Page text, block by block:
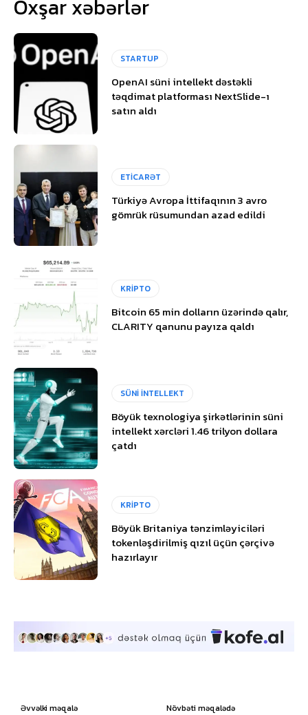
Oxşar xəbərlər
STARTUP
OpenAI süni intellekt dəstəkli
təqdimat platforması NextSlide-ı
satın aldı
ETİCARƏT
Türkiyə Avropa İttifaqının 3 avro
gömrük rüsumundan azad edildi
KRİPTO
Bitcoin 65 min dolların üzərində qalır,
CLARITY qanunu payıza qaldı
SÜNİ İNTELLEKT
Böyük texnologiya şirkətlərinin süni
intellekt xərcləri 1.46 trilyon dollara
çatdı
KRİPTO
Böyük Britaniya tənzimləyiciləri
tokenləşdirilmiş qızıl üçün çərçivə
hazırlayır
Əvvəlki məqalə Növbəti məqalədə